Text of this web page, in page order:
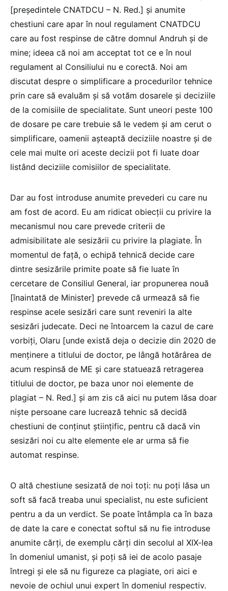
[președintele CNATDCU – N. Red.] și anumite
chestiuni care apar în noul regulament CNATDCU
care au fost respinse de către domnul Andruh și de
mine; ideea că noi am acceptat tot ce e în noul
regulament al Consiliului nu e corectă. Noi am
discutat despre o simplificare a procedurilor tehnice
prin care să evaluăm și să votăm dosarele și deciziile
de la comisiile de specialitate. Sunt uneori peste 100
de dosare pe care trebuie să le vedem și am cerut o
simplificare, oamenii așteaptă deciziile noastre și de
cele mai multe ori aceste decizii pot fi luate doar
listând deciziile comisiilor de specialitate.
Dar au fost introduse anumite prevederi cu care nu
am fost de acord. Eu am ridicat obiecții cu privire la
mecanismul nou care prevede criterii de
admisibilitate ale sesizării cu privire la plagiate. În
momentul de față, o echipă tehnică decide care
dintre sesizările primite poate să fie luate în
cercetare de Consiliul General, iar propunerea nouă
[înaintată de Minister] prevede că urmează să fie
respinse acele sesizări care sunt reveniri la alte
sesizări judecate. Deci ne întoarcem la cazul de care
vorbiți, Olaru [unde există deja o decizie din 2020 de
menținere a titlului de doctor, pe lângă hotărârea de
acum respinsă de ME și care statuează retragerea
titlului de doctor, pe baza unor noi elemente de
plagiat – N. Red.] și am zis că aici nu putem lăsa doar
niște persoane care lucrează tehnic să decidă
chestiuni de conținut științific, pentru că dacă vin
sesizări noi cu alte elemente ele ar urma să fie
automat respinse.
O altă chestiune sesizată de noi toți: nu poți lăsa un
soft să facă treaba unui specialist, nu este suficient
pentru a da un verdict. Se poate întâmpla ca în baza
de date la care e conectat softul să nu fie introduse
anumite cărți, de exemplu cărți din secolul al XIX-lea
în domeniul umanist, și poți să iei de acolo pasaje
întregi și ele să nu figureze ca plagiate, ori aici e
nevoie de ochiul unui expert în domeniul respectiv.